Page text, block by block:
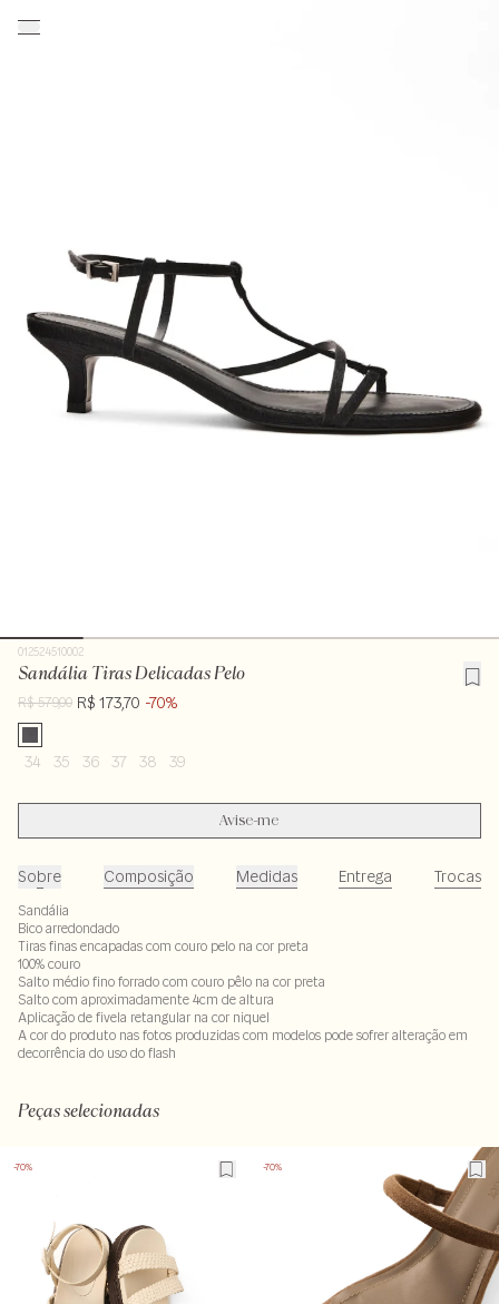
012524510002
Sandália Tiras Delicadas Pelo
R$ 579,00 R$ 173,70 -70%
34 35 36 37 38 39
Avise-me
Sobre Composição Medidas Entrega Trocas
Sandália
Bico arredondado
Tiras finas encapadas com couro pelo na cor preta
100% couro
Salto médio fino forrado com couro pêlo na cor preta
Salto com aproximadamente 4cm de altura
Aplicação de fivela retangular na cor niquel
A cor do produto nas fotos produzidas com modelos pode sofrer alteração em
decorrência do uso do flash
Peças selecionadas
-70% -70%